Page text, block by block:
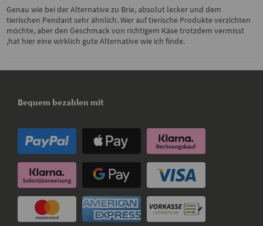
Genau wie bei der Alternative zu Brie, absolut lecker und dem
tierischen Pendant sehr ähnlich. Wer auf tierische Produkte verzichten
möchte, aber den Geschmack von richtigem Käse trotzdem vermisst
,hat hier eine wirklich gute Alternative wie ich finde.
Bequem bezahlen mit